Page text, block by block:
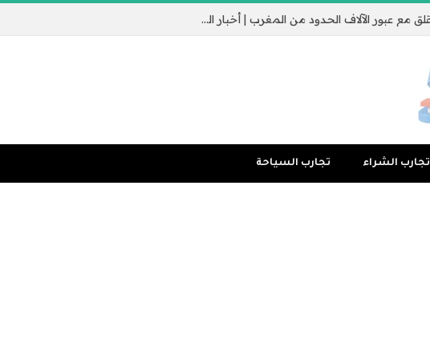
جيب سبتة الإسباني يثير القلق مع عبور الآلاف الحدود من المغرب | أخبار الهجرة
تجارب الشراء تجارب السياحة